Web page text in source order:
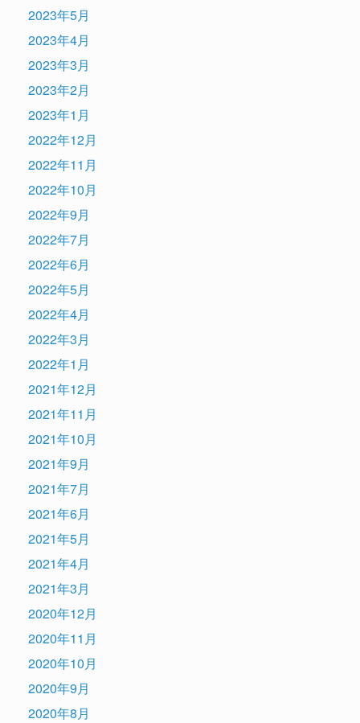
2023年5月
2023年4月
2023年3月
2023年2月
2023年1月
2022年12月
2022年11月
2022年10月
2022年9月
2022年7月
2022年6月
2022年5月
2022年4月
2022年3月
2022年1月
2021年12月
2021年11月
2021年10月
2021年9月
2021年7月
2021年6月
2021年5月
2021年4月
2021年3月
2020年12月
2020年11月
2020年10月
2020年9月
2020年8月